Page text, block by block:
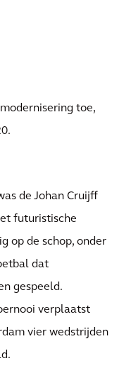
toe,
de Johan Cruijff
futuristische
op de schop, onder
dat
gespeeld.
verplaatst
vier wedstrijden